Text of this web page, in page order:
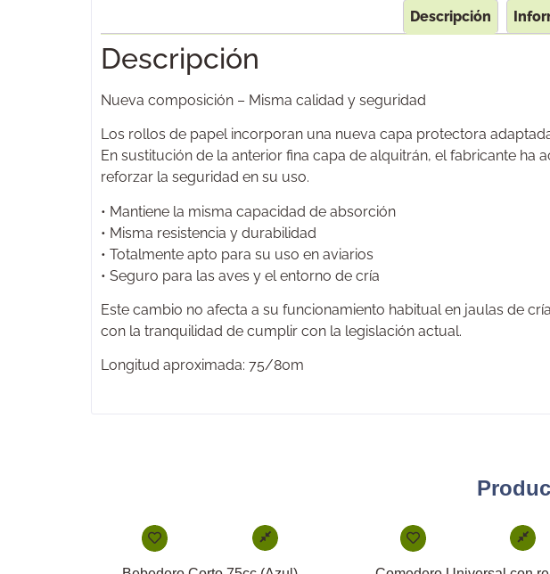
Descripción
Descripción
Nueva composición – Misma calidad y seguridad
Los rollos de papel incorporan una nueva capa protectora
En sustitución de la anterior fina capa de alquitrán, el fabricante
reforzar la seguridad en su uso.
• Mantiene la misma capacidad de absorción
• Misma resistencia y durabilidad
• Totalmente apto para su uso en aviarios
• Seguro para las aves y el entorno de cría
Este cambio no afecta a su funcionamiento habitual en jaulas de
con la tranquilidad de cumplir con la legislación actual.
Longitud aproximada: 75/80m